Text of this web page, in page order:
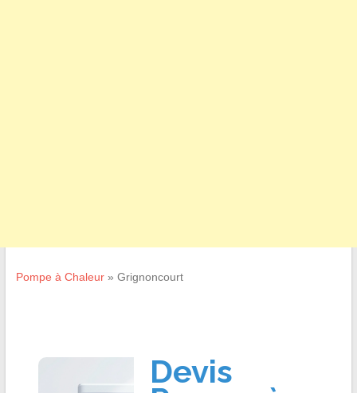
Pompe à Chaleur» Grignoncourt